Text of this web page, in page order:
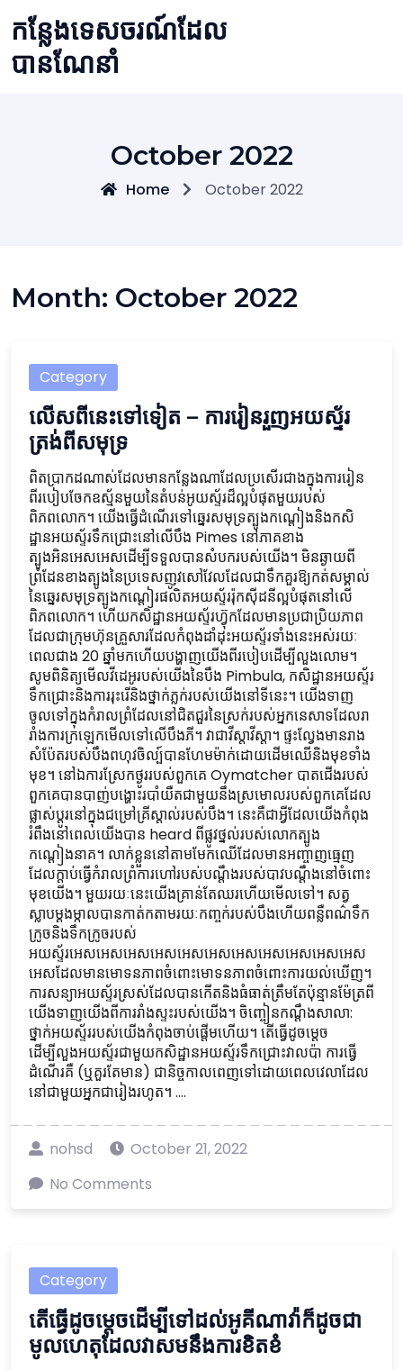
to
content
កន្លែងទេសចរណ៍ដែល
បានណែនាំ
October 2022
Home October 2022
Month: October 2022
Category
លើសពីនេះទៅទៀត – ការរៀនរួញអយស្ទ័រ
ត្រង់ពីសមុទ្រ
ពិតប្រាកដណាស់ដែលមានកន្លែងណាដែលប្រសើរជាងក្នុងការរៀន
ពីរបៀបចែកឧស្ម័នមួយនៃតំបន់អូយស្ទ័រដ៏ល្អបំផុតមួយរបស់
ពិភពលោក។ យើងធ្វើដំណើរទៅឆ្នេរសមុទ្រត្បូងកណ្តៀងនិងកសិ
ដ្ឋានអយស្ទ័រទឹកជ្រោះនៅលើបឹង Pimes នៅភាគខាង
ត្បូងអិនអេសអេសដើម្បីទទួលបានសំបករបស់យើង។ មិនឆ្ងាយពី
ព្រំដែនខាងត្បូងនៃប្រទេសញូវសៅវែលដែលជាទឹកគួរឱ្យកត់សម្គាល់
នៃឆ្នេរសមុទ្រត្បូងកណ្តៀរផលិតអយស្ទ័ររ៉ុកស៊ីដនីល្អបំផុតនៅលើ
ពិភពលោក។ ហើយកសិដ្ឋានអយស្ទ័រហ៊្វុកដែលមានប្រជាប្រិយភាព
ដែលជាក្រុមហ៊ុនគ្រួសារដែលកំពុងដាំដុះអយស្ទ័រទាំងនេះអស់រយៈ
ពេលជាង 20 ឆ្នាំមកហើយបង្ហាញយើងពីរបៀបដើម្បីលួងលោម។
សូមពិនិត្យមើលវីដេអូរបស់យើងនៃបឹង Pimbula, កសិដ្ឋានអយស្ទ័រ
ទឹកជ្រោះនិងការរុះរើនិងថ្នាក់ភ្លក់របស់យើងនៅទីនេះ។ យើងទាញ
ចូលទៅក្នុងកំរាលព្រំដែលនៅជិតជួរនៃស្រក់របស់អ្នកនេសាទដែលរា
រាំងការក្រឡេកមើលទៅលើបឹងភី។ វាជាវីស្តាវីស្តា។ ផ្ទះល្វែងមានរាង
សំប៉ែតរបស់បឹងពហុវចិល្ប៍បានហែមម៉ាក់ដោយដើមឈើនិងមុខទាំង
មុខ។ នៅឯការស្រែកថ្ងូររបស់ពួកគេ Oymatcher បាតជើងរបស់
ពួកគេបានបាញ់បង្ហោះរបាំយឺតជាមួយនឹងស្រមោលរបស់ពួកគេដែល
ផ្លាស់ប្តូរនៅក្នុងជម្រៅគ្រីស្តាល់របស់បឹង។ នេះគឺជាអ្វីដែលយើងកំពុង
រំពឹងនៅពេលយើងបាន heard ពីផ្លូវថ្នល់របស់លោកត្បូង
កណ្តៀងនាគ។ លាក់ខ្លួននៅតាមមែកឈើដែលមានអញ្ចាញធ្មេញ
ដែលក្តាប់ធ្វើកំរាលព្រំការហៅរបស់បណ្តឹងរបស់បាវបណ្តឹងនៅចំពោះ
មុខយើង។ មួយរយៈនេះយើងគ្រាន់តែឈរហើយមើលទៅ។ សត្វ
ស្លាបម្តងម្កាលបានកាត់កតាមរយៈកញ្ចក់របស់បឹងហើយពន្លឺពណ៌ទឹក
ក្រូចនិងទឹកក្រូចរបស់
អយស្ទ័រអេសអេសអេសអេសអេសអេសអេសអេសអេសអេសអេស
អេសដែលមានមោទនភាពចំពោះមោទនភាពចំពោះការយល់ឃើញ។
ការសន្យាអយស្ទ័រស្រស់ដែលបានកើតនិងធំធាត់ត្រឹមតែប៉ុន្មានម៉ែត្រពី
យើងទាញយើងពីការរាំងស្ទះរបស់យើង។ ចិញ្ចៀនកណ្តឹងសាលា:
ថ្នាក់អយស្ទ័ររបស់យើងកំពុងចាប់ផ្តើមហើយ។ តើធ្វើដូចម្តេច
ដើម្បីលួងអយស្ទ័រជាមួយកសិដ្ឋានអយស្ទ័រទឹកជ្រោះវាលប៉ា ការធ្វើ
ដំណើរគឺ (ឬគួរតែមាន) ជានិច្ចកាលពេញទៅដោយពេលវេលាដែល
នៅជាមួយអ្នកជារៀងរហូត។ ....
nohsd
October 21, 2022
No Comments
Category
តើធ្វើដូចម្តេចដើម្បីទៅដល់អូគីណាវ៉ាក៏ដូចជា
មូលហេតុដែលវាសមនឹងការខិតខំ